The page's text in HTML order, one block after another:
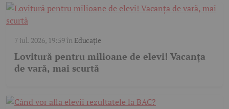
7 iul. 2026, 19:59în Educație
Lovitură pentru milioane de elevi! Vacanța
de vară, mai scurtă